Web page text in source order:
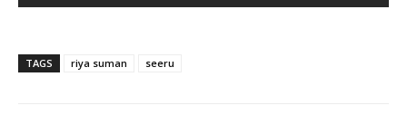
TAGS riya suman seeru